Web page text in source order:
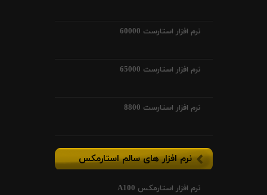
نرم افزار استارست 60000
نرم افزار استارست 65000
نرم افزار استارست 8800
نرم افزار های سالم استارمکس
نرم افزار استارمکس A100